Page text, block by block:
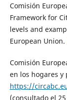
Comisión
Framework for
levels and
European Union.
Comisión
en los hogares y
https://
(consultado el